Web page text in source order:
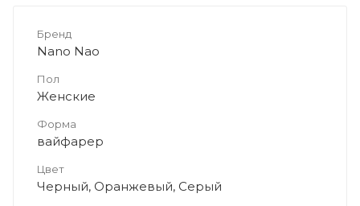
Бренд
Nano Nao
Пол
Женские
Форма
вайфарер
Цвет
Черный, Оранжевый, Серый